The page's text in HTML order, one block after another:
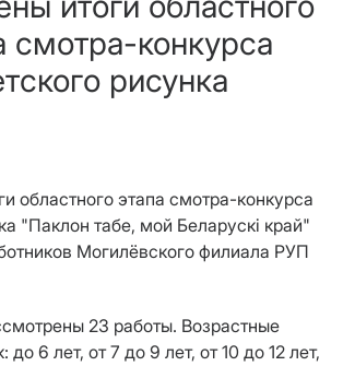
смотра-конкурса
рисунка
областного этапа смотра-конкурса
"Паклон табе, мой Беларускі край"
Могилёвского филиала РУП
23 работы. Возрастные
до 6 лет, от 7 до 9 лет, от 10 до 12 лет,